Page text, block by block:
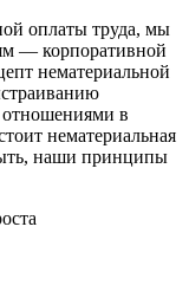
оплаты труда, мы
— корпоративной
нематериальной
отношениями в
нематериальная
наши принципы